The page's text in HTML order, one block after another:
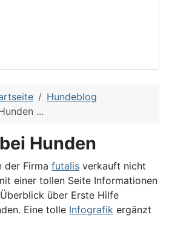
Hundeblog
...
Hunden
der Firma futalis verkauft nicht
einer tollen Seite Informationen
über Erste Hilfe
Eine tolle Infografik ergänzt